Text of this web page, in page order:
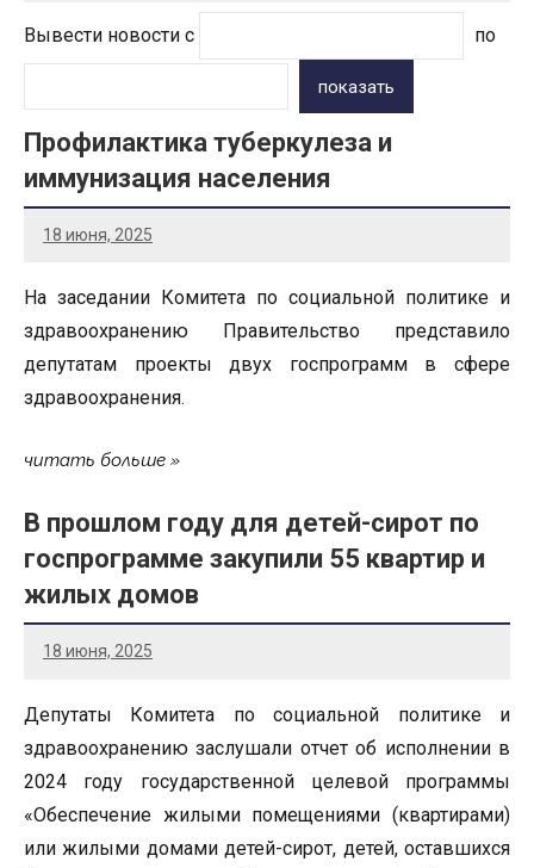
Вывести новости с по
показать
Профилактика туберкулеза и
иммунизация населения
18 июня, 2025
На заседании Комитета по социальной политике и
здравоохранению Правительство представило
депутатам проекты двух госпрограмм в сфере
здравоохранения.
читать больше
В прошлом году для детей-сирот по
госпрограмме закупили 55 квартир и
жилых домов
18 июня, 2025
Депутаты Комитета по социальной политике и
здравоохранению заслушали отчет об исполнении в
2024 году государственной целевой программы
«Обеспечение жилыми помещениями (квартирами)
или жилыми домами детей-сирот, детей, оставшихся